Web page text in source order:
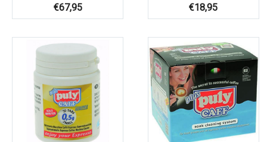
€67,95 €18,95